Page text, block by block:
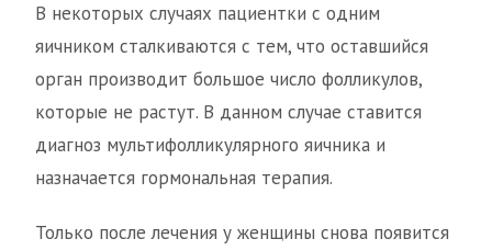
В некоторых случаях пациентки с одним
яичником сталкиваются с тем, что оставшийся
орган производит большое число фолликулов,
которые не растут. В данном случае ставится
диагноз мультифолликулярного яичника и
назначается гормональная терапия.
Только после лечения у женщины снова появится